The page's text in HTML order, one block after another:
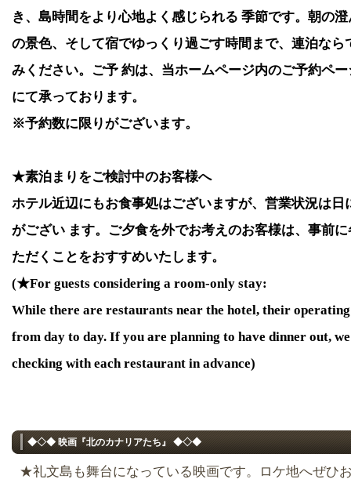
り中ですので皆様のお越しをお待ちしてお ります。
2025/10/20
本年度の営業は終了致しました。ご利用いただきあり
た。来年もよろしくお願い致します。
2025/7/2
20名様参加可能です。ぜひこの機会にご参 加くださ
ます。
き、島時間をより心地よく感じられる 季節です。朝の
の景色、そして宿でゆっくり過ごす時間まで、連泊なら
みください。ご予 約は、当ホームページ内のご予約ペ
にて承っております。
※予約数に限りがございます。
★素泊まりをご検討中のお客様へ
ホテル近辺にもお食事処はございますが、営業状況は日
がござい ます。ご夕食を外でお考えのお客様は、事前
ただくことをおすすめいたします。
(★For guests considering a room-only stay:
While there are restaurants near the hotel, their
from day to day. If you are planning to have dinner out,
checking with each restaurant in advance)
◆◇◆ 映画『北のカナリアたち』 ◆◇◆
★礼文島も舞台になっている映画です。ロケ地へぜひ